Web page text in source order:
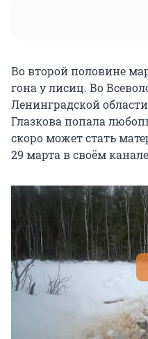
Во второй половине
гона у лисиц. Во
Ленинградской
Глазкова попала
скоро может стать
29 марта в своём канале